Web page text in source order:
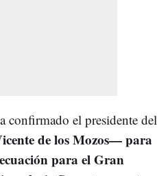
confirmado el presidente del
de los Mozos—para
para el Gran